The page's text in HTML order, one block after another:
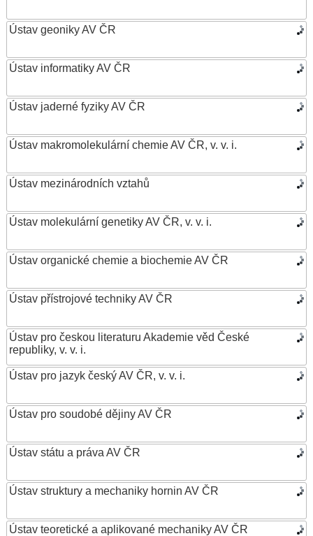
Ústav geoniky AV ČR
Ústav informatiky AV ČR
Ústav jaderné fyziky AV ČR
Ústav makromolekulární chemie AV ČR, v. v. i.
Ústav mezinárodních vztahů
Ústav molekulární genetiky AV ČR, v. v. i.
Ústav organické chemie a biochemie AV ČR
Ústav přístrojové techniky AV ČR
Ústav pro českou literaturu Akademie věd České
republiky, v. v. i.
Ústav pro jazyk český AV ČR, v. v. i.
Ústav pro soudobé dějiny AV ČR
Ústav státu a práva AV ČR
Ústav struktury a mechaniky hornin AV ČR
Ústav teoretické a aplikované mechaniky AV ČR